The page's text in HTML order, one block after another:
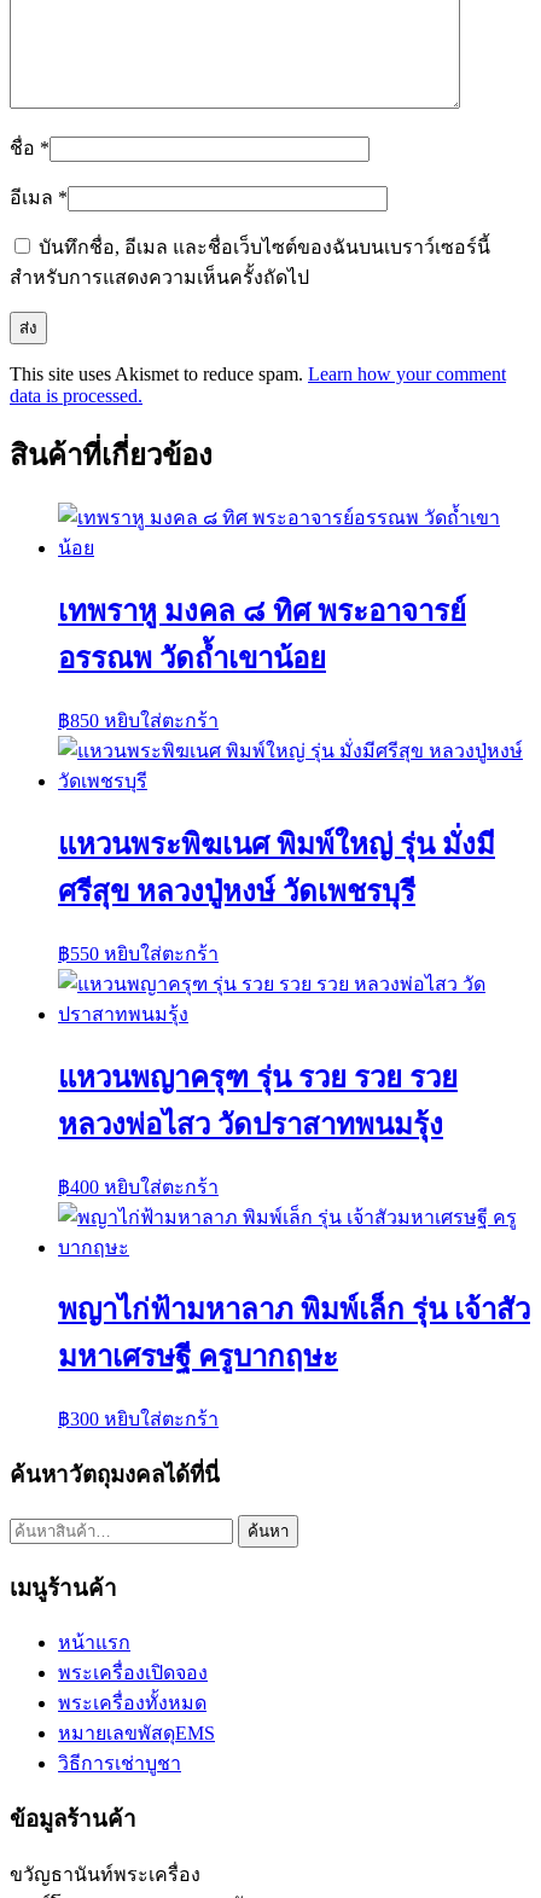
ชื่อ *
อีเมล *
บันทึกชื่อ, อีเมล และชื่อเว็บไซต์ของฉันบนเบราว์เซอร์นี้
สำหรับการแสดงความเห็นครั้งถัดไป
This site uses Akismet to reduce spam. Learn how your comment
data is processed.
สินค้าที่เกี่ยวข้อง
เทพราหู มงคล ๘ ทิศ พระอาจารย์
อรรณพ วัดถ้ำเขาน้อย
฿850 หยิบใส่ตะกร้า
แหวนพระพิฆเนศ พิมพ์ใหญ่ รุ่น มั่งมี
ศรีสุข หลวงปู่หงษ์ วัดเพชรบุรี
฿550 หยิบใส่ตะกร้า
แหวนพญาครุฑ รุ่น รวย รวย รวย
หลวงพ่อไสว วัดปราสาทพนมรุ้ง
฿400 หยิบใส่ตะกร้า
พญาไก่ฟ้ามหาลาภ พิมพ์เล็ก รุ่น เจ้าสัว
มหาเศรษฐี ครูบากฤษะ
฿300 หยิบใส่ตะกร้า
ค้นหาวัตถุมงคลได้ที่นี่
ค้นหา: ค้นหา
เมนูร้านค้า
หน้าแรก
พระเครื่องเปิดจอง
พระเครื่องทั้งหมด
หมายเลขพัสดุEMS
วิธีการเช่าบูชา
ข้อมูลร้านค้า
ขวัญธานันท์พระเครื่อง